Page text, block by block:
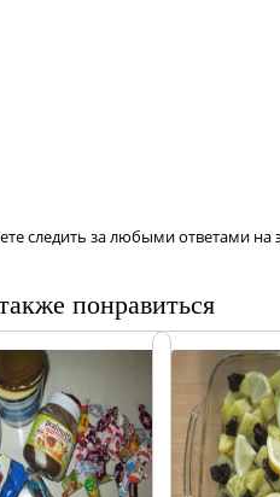
следить за любыми ответами на
понравиться